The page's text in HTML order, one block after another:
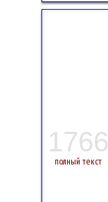
1766
полный текст